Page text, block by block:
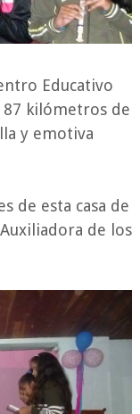
Educativo
87 kilómetros de
y emotiva
de esta casa de
de los